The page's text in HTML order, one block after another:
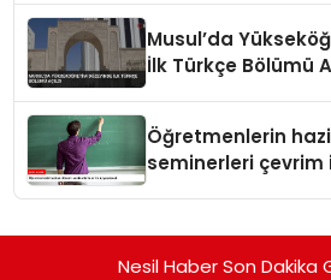
Musul’da
İlk Türkçe Bölümü
Öğretmenlerin
seminerleri çevrim
Nesil Haber Son Dakika